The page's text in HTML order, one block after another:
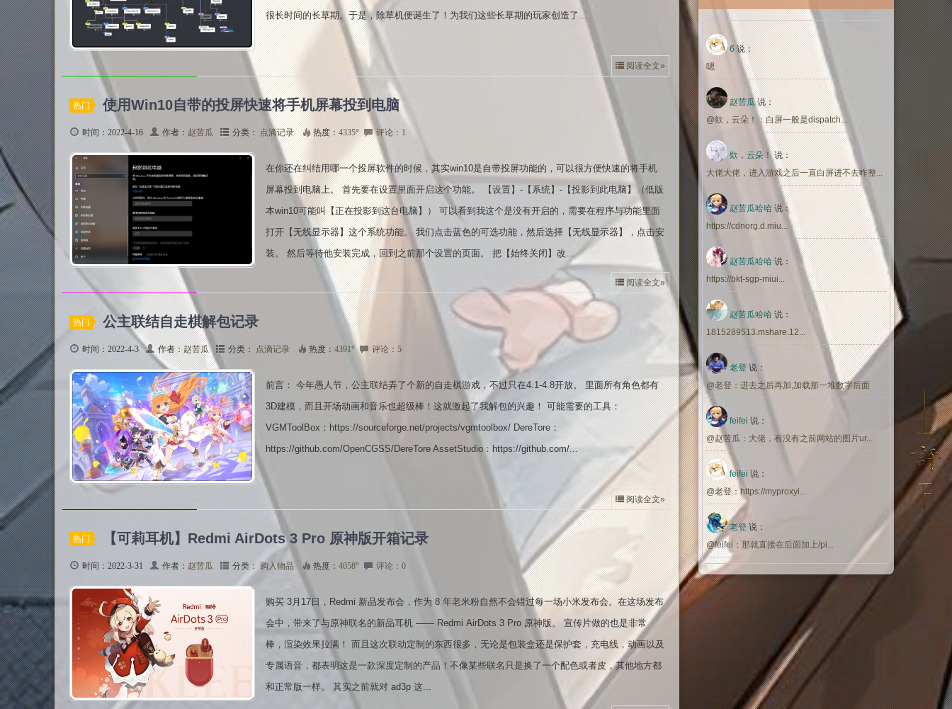
很长时间的长草期。于是，除草机便诞生了！为我们这些长草期的玩家创造了...
阅读全文»
热门 使用Win10自带的投屏快速将手机屏幕投到电脑
时间：2022-4-16 作者： 赵苦瓜 分类： 点滴记录 热度： 4335° 评论：1
在你还在纠结用哪一个投屏软件的时候，其实win10是自带投屏功能的，可以很方便快速的将手机
屏幕投到电脑上。 首先要在设置里面开启这个功能。 【设置】-【系统】-【投影到此电脑】（低版
本win10可能叫【正在投影到这台电脑】） 可以看到我这个是没有开启的，需要在程序与功能里面
打开【无线显示器】这个系统功能。 我们点击蓝色的可选功能，然后选择【无线显示器】，点击安
装。 然后等待他安装完成，回到之前那个设置的页面。 把【始终关闭】改...
阅读全文»
热门 公主联结自走棋解包记录
时间：2022-4-3 作者： 赵苦瓜 分类： 点滴记录 热度： 4391° 评论：5
前言： 今年愚人节，公主联结弄了个新的自走棋游戏，不过只在4.1-4.8开放。 里面所有角色都有
3D建模，而且开场动画和音乐也超级棒！这就激起了我解包的兴趣！ 可能需要的工具：
VGMToolBox：https://sourceforge.net/projects/vgmtoolbox/ DereTore：
https://github.com/OpenCGSS/DereTore AssetStudio：https://github.com/...
阅读全文»
热门 【可莉耳机】Redmi AirDots 3 Pro 原神版开箱记录
时间：2022-3-31 作者： 赵苦瓜 分类： 购入物品 热度： 4058° 评论：0
购买 3月17日，Redmi 新品发布会，作为 8 年老米粉自然不会错过每一场小米发布会。在这场发布
会中，带来了与原神联名的新品耳机 —— Redmi AirDots 3 Pro 原神版。 宣传片做的也是非常
棒，渲染效果拉满！ 而且这次联动定制的东西很多，无论是包装盒还是保护套，充电线，动画以及
专属语音，都表明这是一款深度定制的产品！不像某些联名只是换了一个配色或者皮，其他地方都
和正常版一样。 其实之前就对 ad3p 这...
6 说：
嗯
赵苦瓜说：
@欸，云朵！：白屏一般是dispatch...
欸，云朵！说：
大佬大佬，进入游戏之后一直白屏进不去咋整...
赵苦瓜哈哈 说：
https://cdnorg.d.miu...
赵苦瓜哈哈 说：
https://bkt-sgp-miui...
赵苦瓜哈哈 说：
1815289513.mshare.12...
老登 说：
@老登：进去之后再加,加载那一堆数字后面
feifei 说：
@赵苦瓜：大佬，有没有之前网站的图片ur...
feifei 说：
@老登：https://myproxyi...
老登 说：
@feifei：那就直接在后面加上/pi...